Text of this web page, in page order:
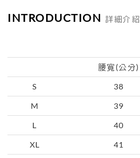
INTRODUCTION 詳細介紹
腰寬(公分)
S 38
M 39
L 40
XL 41